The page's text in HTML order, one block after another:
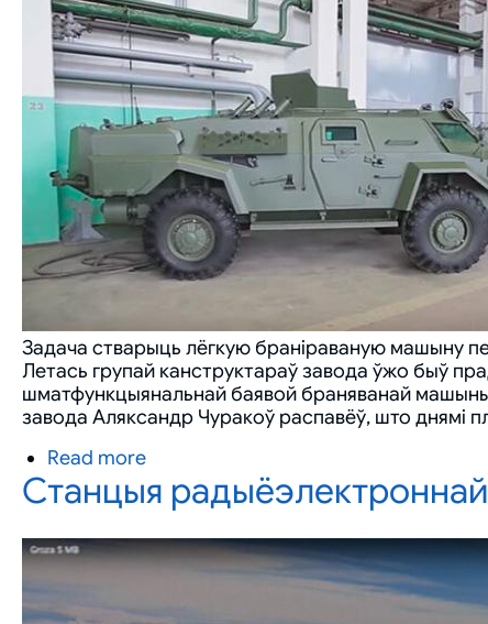
Задача стварыць лёгкую браніраваную машыну
Летась групай канструктараў завода ўжо быў
шматфункцыянальнай баявой браняванай
завода Аляксандр Чуракоў распавёў, што днямі
Read moreabout
Эксклюзіў:
"Кайманы"
арміі
Станцыя